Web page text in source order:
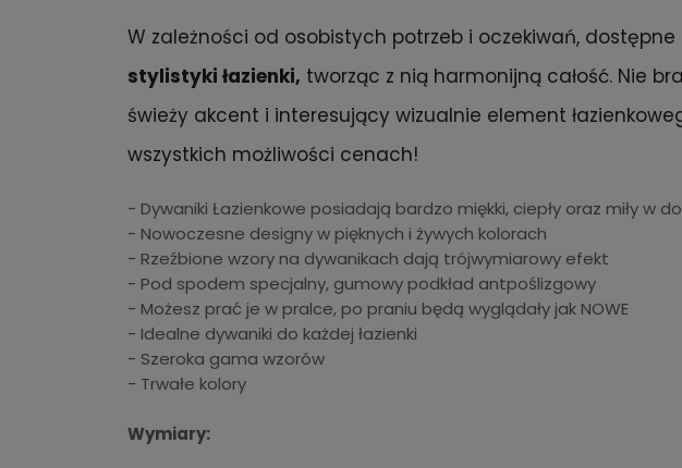
W zależności od osobistych potrzeb i oczekiwań, dostępne
stylistyki łazienki, tworząc z nią harmonijną całość. Nie
świeży akcent i interesujący wizualnie element
wszystkich możliwości cenach!
- Dywaniki Łazienkowe posiadają bardzo miękki, ciepły oraz miły w
- Nowoczesne designy w pięknych i żywych kolorach
- Rzeźbione wzory na dywanikach dają trójwymiarowy efekt
- Pod spodem specjalny, gumowy podkład antpoślizgowy
- Możesz prać je w pralce, po praniu będą wyglądały jak NOWE
- Idealne dywaniki do każdej łazienki
- Szeroka gama wzorów
- Trwałe kolory
Wymiary: